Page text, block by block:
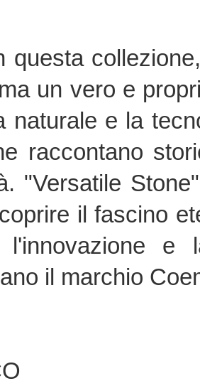
RETTIFICATO
RETTIFICATO
RETTIFICATO
RETTIFICATO